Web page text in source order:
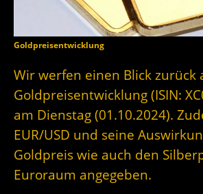
Goldpreisentwicklung
Wir werfen einen Blick zurück
Goldpreisentwicklung (ISIN:
am Dienstag (01.10.2024).
EUR/USD und seine
Goldpreis wie auch den
Euroraum angegeben.